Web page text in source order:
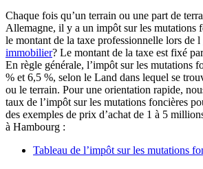
Chaque fois qu’un terrain ou une part de
Allemagne, il y a un impôt sur les mutations
le montant de la taxe professionnelle lors de l
immobilier? Le montant de la taxe est fixé
En règle générale, l’impôt sur les mutations
% et 6,5 %, selon le Land dans lequel se
ou le terrain. Pour une orientation rapide,
taux de l’impôt sur les mutations foncières
des exemples de prix d’achat de 1 à 5
à Hambourg :
Tableau de l’impôt sur les mutations